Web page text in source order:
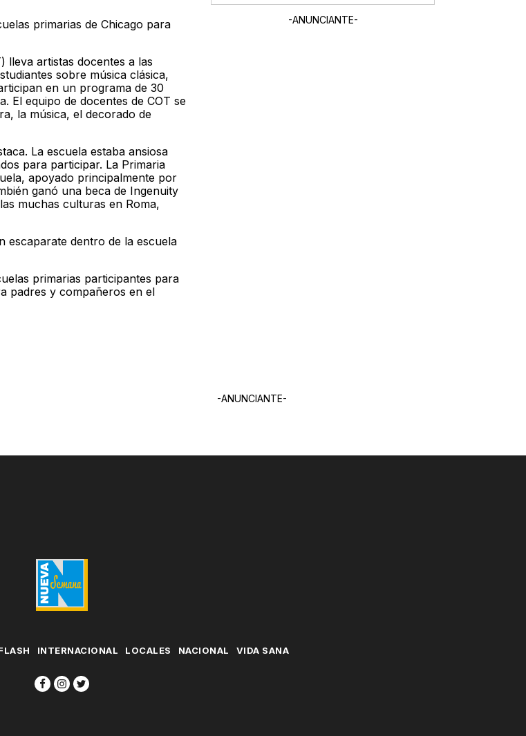
primarias de Chicago para
lleva artistas docentes a las
sobre música clásica,
en un programa de 30
El equipo de docentes de COT se
la música, el decorado de
La escuela estaba ansiosa
para participar. La Primaria
apoyado principalmente por
ganó una beca de Ingenuity
muchas culturas en Roma,
escaparate dentro de la escuela
primarias participantes para
padres y compañeros en el
-ANUNCIANTE-
-ANUNCIANTE-
INTERNACIONAL LOCALES NACIONAL VIDA SANA